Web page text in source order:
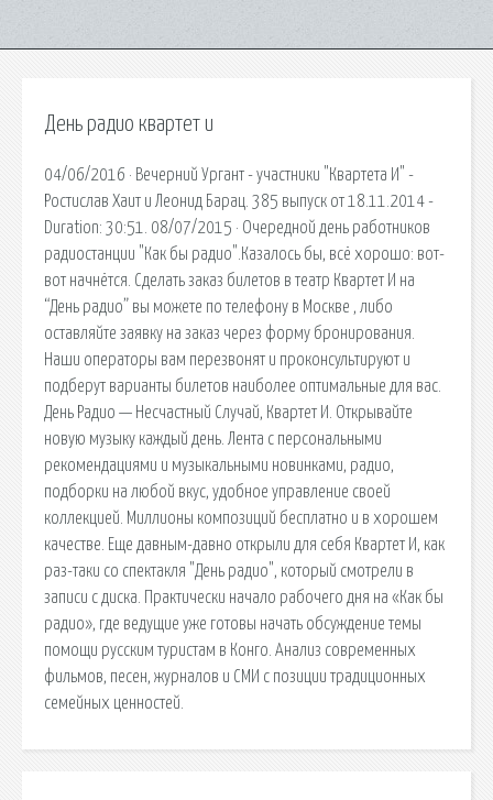
День радио квартет и
04/06/2016 · Вечерний Ургант - участники "Квартета И" -
Ростислав Хаит и Леонид Барац. 385 выпуск от 18.11.2014 -
Duration: 30:51. 08/07/2015 · Очередной день работников
радиостанции "Как бы радио".Казалось бы, всё хорошо: вот-
вот начнётся. Сделать заказ билетов в театр Квартет И на
“День радио” вы можете по телефону в Москве , либо
оставляйте заявку на заказ через форму бронирования.
Наши операторы вам перезвонят и проконсультируют и
подберут варианты билетов наиболее оптимальные для вас.
День Радио — Несчастный Случай, Квартет И. Открывайте
новую музыку каждый день. Лента с персональными
рекомендациями и музыкальными новинками, радио,
подборки на любой вкус, удобное управление своей
коллекцией. Миллионы композиций бесплатно и в хорошем
качестве. Еще давным-давно открыли для себя Квартет И, как
раз-таки со спектакля "День радио", который смотрели в
записи с диска. Практически начало рабочего дня на «Как бы
радио», где ведущие уже готовы начать обсуждение темы
помощи русским туристам в Конго. Анализ современных
фильмов, песен, журналов и СМИ с позиции традиционных
семейных ценностей.